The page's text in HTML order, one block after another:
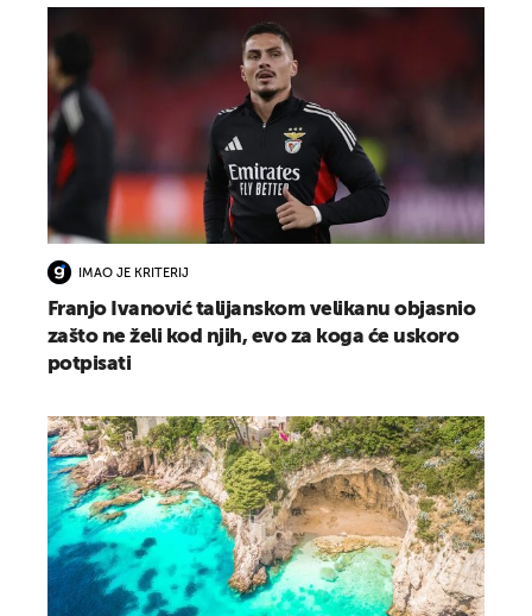
IMAO JE KRITERIJ
Franjo Ivanović talijanskom velikanu objasnio
zašto ne želi kod njih, evo za koga će uskoro
potpisati